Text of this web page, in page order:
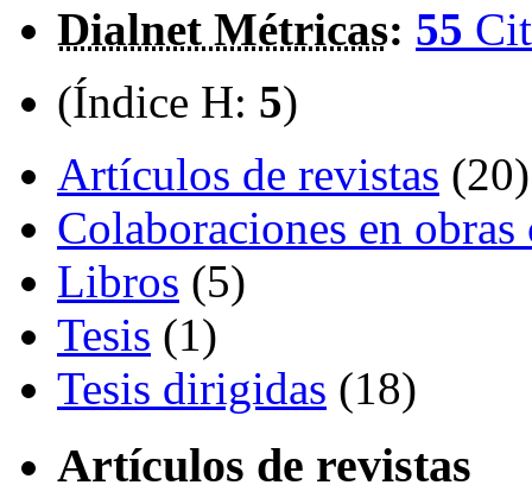
Dialnet Métricas: 55
(Índice H: 5)
Artículos de revistas (20)
Colaboraciones en
Libros (5)
Tesis (1)
Tesis dirigidas (18)
Artículos de revistas